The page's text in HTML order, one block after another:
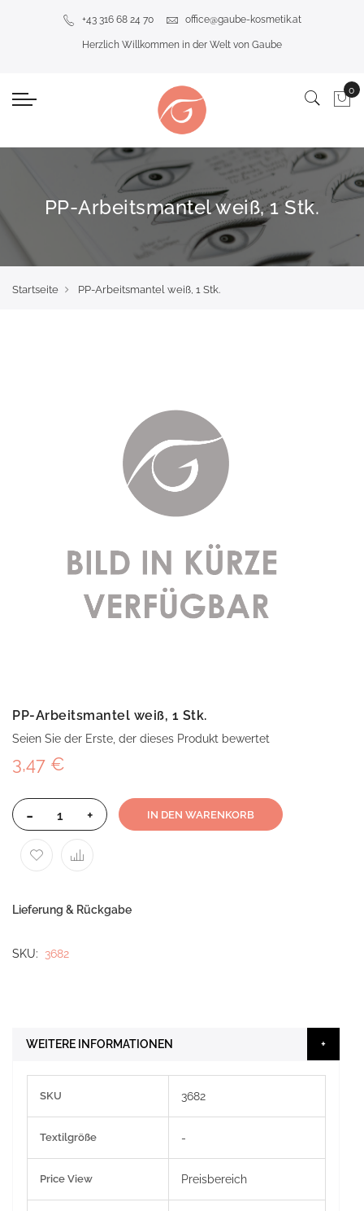
+43 316 68 24 70 office@gaube-kosmetik.at
Herzlich Willkommen in der Welt von Gaube
PP-Arbeitsmantel weiß, 1 Stk.
Startseite PP-Arbeitsmantel weiß, 1 Stk.
PP-Arbeitsmantel weiß, 1 Stk.
Seien Sie der Erste, der dieses Produkt bewertet
3,47 €
- + IN DEN WARENKORB
Lieferung & Rückgabe
SKU 3682
WEITERE INFORMATIONEN
Informationen
SKU 3682
Textilgröße -
Price View Preisbereich